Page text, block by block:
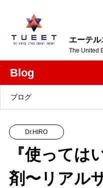
エーテ
The United
Blog
ブログ
Dr.HIRO
『使っては
剤〜リアル